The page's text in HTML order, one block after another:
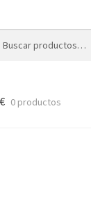
€ 0 productos